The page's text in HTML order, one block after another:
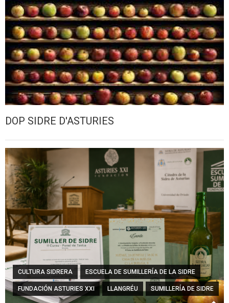
DOP SIDRE D'ASTURIES
CULTURA SIDRERA ESCUELA DE SUMILLERÍA DE LA SIDRE
FUNDACIÓN ASTURIES XXI LLANGRÉU SUMILLERÍA DE SIDRE